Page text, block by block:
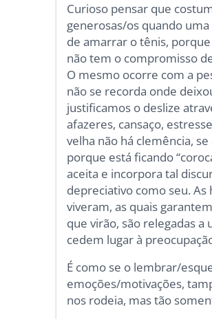
Curioso pensar que
generosas/os quando
de amarrar o tênis,
não tem o compromisso
O mesmo ocorre com a
não se recorda onde
justificamos o deslize
afazeres, cansaço,
velha não há clemência,
porque está ficando
aceita e incorpora tal
depreciativo como seu. As
viveram, as quais
que virão, são relegadas a
cedem lugar à
É como se o lembrar/
emoções/motivações,
nos rodeia, mas tão